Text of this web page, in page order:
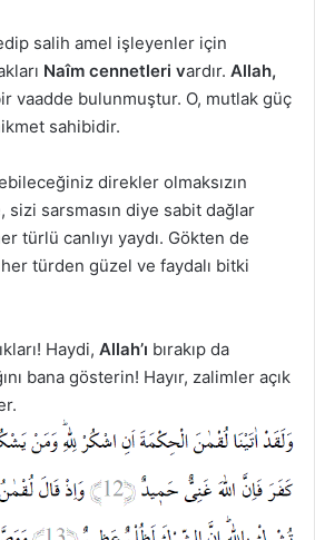
salih amel işleyenler için
Naîm cennetleri vardır. Allah,
vaadde bulunmuştur. O, mutlak güç
sahibidir.
direkler olmaksızın
sizi sarsmasın diye sabit dağlar
türlü canlıyı yaydı. Gökten de
türden güzel ve faydalı bitki
Haydi, Allah’ı bırakıp da
bana gösterin! Hayır, zalimler açık